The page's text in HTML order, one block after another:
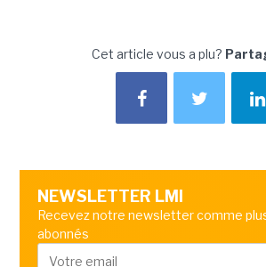
Cet article vous a plu?
NEWSLETTER LMI
Recevez notre newsletter comme
abonnés